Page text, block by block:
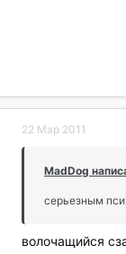
22 Мар 2011
MadDog
серьезным
волочащийся